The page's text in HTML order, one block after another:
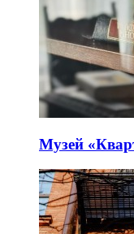
Музей